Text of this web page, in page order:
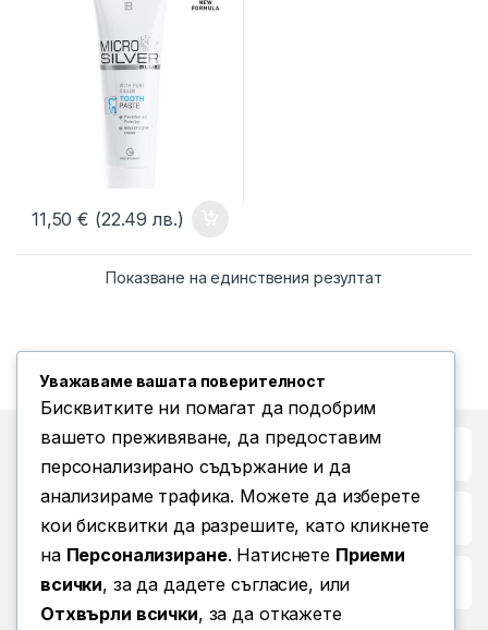
11,50€ (22.49 лв.)
Показване на единствения резултат
Бърз достъп до
Повече информация
Условия за ползване
Уважаваме вашата поверителност
Бисквитките ни помагат да подобрим
вашето преживяване, да предоставим
персонализирано съдържание и да
анализираме трафика. Можете да изберете
кои бисквитки да разрешите, като кликнете
на Персонализиране. Натиснете Приеми
всички, за да дадете съгласие, или
Отхвърли всички, за да откажете